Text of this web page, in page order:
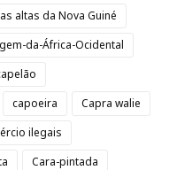
altas da Nova Guiné
da-África-Ocidental
capoeira
Capra walie
ilegais
Cara-pintada